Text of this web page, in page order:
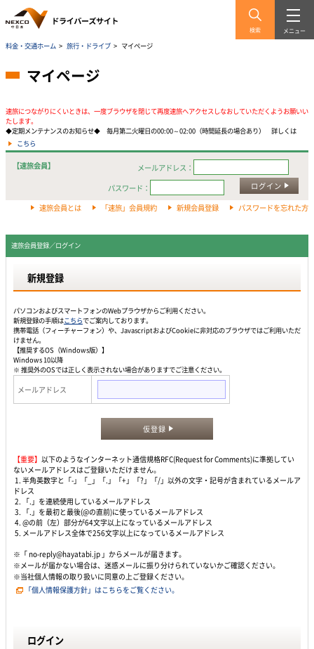
検索 メニュー
料金・交通ホーム > 旅行・ドライブ > マイページ
マイページ
速旅につながりにくいときは、一度ブラウザを閉じて再度速旅へアクセスしなおしていただくようお願いい
たします。
◆定期メンテナンスのお知らせ◆ 毎月第二火曜日の00:00～02:00（時間延長の場合あり） 詳しくは
こちら
【速旅会員】
メールアドレス：
パスワード：
ログイン
速旅会員とは 「速旅」会員規約 新規会員登録 パスワードを忘れた方
速旅会員登録／ログイン
新規登録
パソコンおよびスマートフォンのWebプラウザからご利用ください。
新規登録の手順はこちらでご案内しております。
携帯電話（フィーチャーフォン）や、JavascriptおよびCookieに非対応のブラウザではご利用いただ
けません。
【推奨するOS（Windows版）】
Windows 10以降
※ 推奨外のOSでは正しく表示されない場合がありますでご注意ください。
メールアドレス
仮登録
【重要】 以下のようなインターネット通信規格RFC(Request for Comments)に準拠してい
ないメールアドレスはご登録いただけません。
1. 半角英数字と「-」「_」「.」「+」「?」「/」以外の文字・記号が含まれているメールア
ドレス
2. 「.」を連続使用しているメールアドレス
3. 「.」を最初と最後(@の直前)に使っているメールアドレス
4. @の前（左）部分が64文字以上になっているメールアドレス
5. メールアドレス全体で256文字以上になっているメールアドレス
※「 no-reply@hayatabi.jp 」からメールが届きます。
※メールが届かない場合は、迷惑メールに振り分けられていないかご確認ください。
※当社個人情報の取り扱いに同意の上ご登録ください。
「個人情報保護方針」はこちらをご覧ください。
ログイン